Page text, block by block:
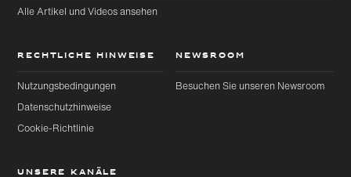
Alle Artikel und Videos ansehen
RECHTLICHE HINWEISE
Nutzungsbedingungen
Datenschutzhinweise
Cookie-Richtlinie
NEWSROOM
Besuchen Sie unseren Newsroom
UNSERE KANÄLE